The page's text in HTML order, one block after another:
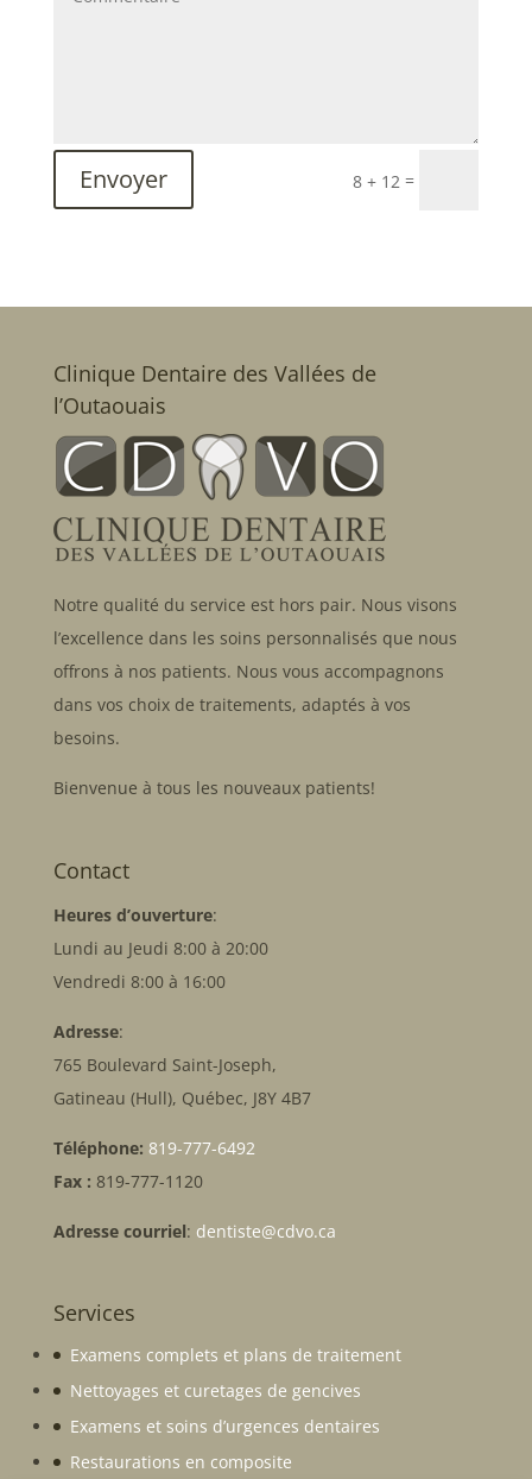
8 + 12 =
Envoyer
Clinique Dentaire des Vallées de
l’Outaouais
Notre qualité du service est hors pair. Nous visons
l’excellence dans les soins personnalisés que nous
offrons à nos patients. Nous vous accompagnons
dans vos choix de traitements, adaptés à vos
besoins.
Bienvenue à tous les nouveaux patients!
Contact
Heures d’ouverture:
Lundi au Jeudi 8:00 à 20:00
Vendredi 8:00 à 16:00
Adresse:
765 Boulevard Saint-Joseph,
Gatineau (Hull), Québec, J8Y 4B7
Téléphone: 819-777-6492
Fax : 819-777-1120
Adresse courriel: dentiste@cdvo.ca
Services
Examens complets et plans de traitement
Nettoyages et curetages de gencives
Examens et soins d’urgences dentaires
Restaurations en composite